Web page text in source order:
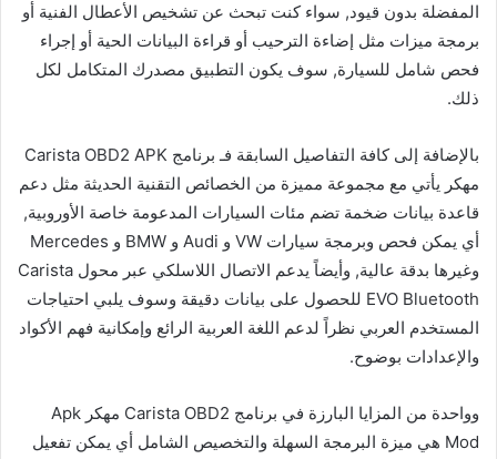
المفضلة بدون قيود, سواء كنت تبحث عن تشخيص الأعطال الفنية أو
برمجة ميزات مثل إضاءة الترحيب أو قراءة البيانات الحية أو إجراء
فحص شامل للسيارة, سوف يكون التطبيق مصدرك المتكامل لكل
ذلك.
بالإضافة إلى كافة التفاصيل السابقة فـ برنامج Carista OBD2 APK
مهكر يأتي مع مجموعة مميزة من الخصائص التقنية الحديثة مثل دعم
قاعدة بيانات ضخمة تضم مئات السيارات المدعومة خاصة الأوروبية,
أي يمكن فحص وبرمجة سيارات VW و Audi و BMW و Mercedes
وغيرها بدقة عالية, وأيضاً يدعم الاتصال اللاسلكي عبر محول Carista
EVO Bluetooth للحصول على بيانات دقيقة وسوف يلبي احتياجات
المستخدم العربي نظراً لدعم اللغة العربية الرائع وإمكانية فهم الأكواد
والإعدادات بوضوح.
وواحدة من المزايا البارزة في برنامج Carista OBD2 مهكر Apk
Mod هي ميزة البرمجة السهلة والتخصيص الشامل أي يمكن تفعيل